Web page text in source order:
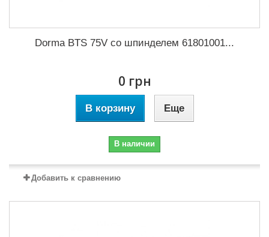
Dorma BTS 75V со шпинделем 61801001...
0 грн
В корзину Еще
В наличии
Добавить к сравнению